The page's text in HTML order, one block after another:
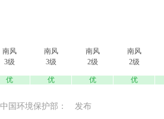
南风
3级
优
南风
3级
优
南风
2级
优
南风
2级
优
中国环境保护部： 发布